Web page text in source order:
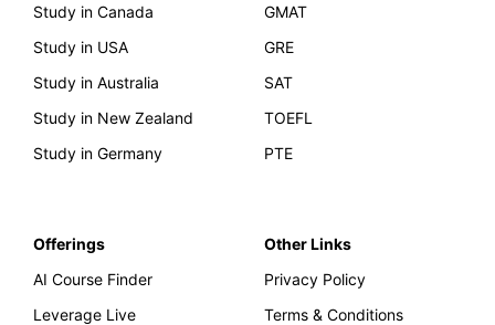
Study in Canada
Study in USA
Study in Australia
Study in New Zealand
Study in Germany
GMAT
GRE
SAT
TOEFL
PTE
Offerings
AI Course Finder
Leverage Live
Other Links
Privacy Policy
Terms & Conditions